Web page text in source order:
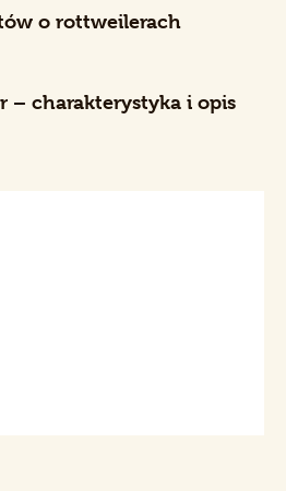
o rottweilerach
– charakterystyka i opis